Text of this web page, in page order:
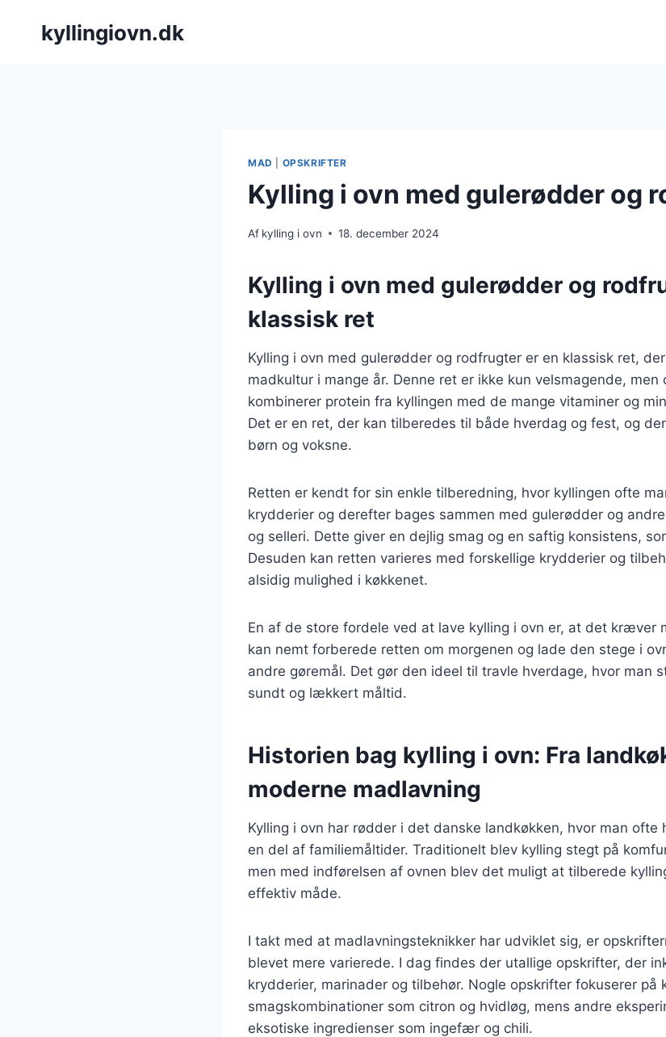
kyllingiovn.dk
MAD OPSKRIFTER
Kylling i ovn med gulerødder og
Af kylling i ovn 18. december 2024
Kylling i ovn med gulerødder og
klassisk ret
Kylling i ovn med gulerødder og rodfrugter er en klassisk ret,
madkultur i mange år. Denne ret er ikke kun velsmagende, men
kombinerer protein fra kyllingen med de mange vitaminer og
Det er en ret, der kan tilberedes til både hverdag og fest, og
børn og voksne.
Retten er kendt for sin enkle tilberedning, hvor kyllingen ofte
krydderier og derefter bages sammen med gulerødder og
og selleri. Dette giver en dejlig smag og en saftig konsistens,
Desuden kan retten varieres med forskellige krydderier og
alsidig mulighed i køkkenet.
En af de store fordele ved at lave kylling i ovn er, at det kræver
kan nemt forberede retten om morgenen og lade den stege i
andre gøremål. Det gør den ideel til travle hverdage, hvor man
sundt og lækkert måltid.
Historien bag kylling i ovn: Fra
moderne madlavning
Kylling i ovn har rødder i det danske landkøkken, hvor man ofte
en del af familiemåltider. Traditionelt blev kylling stegt på
men med indførelsen af ovnen blev det muligt at tilberede
effektiv måde.
I takt med at madlavningsteknikker har udviklet sig, er
blevet mere varierede. I dag findes der utallige opskrifter, der
krydderier, marinader og tilbehør. Nogle opskrifter fokuserer på
smagskombinationer som citron og hvidløg, mens andre
eksotiske ingredienser som ingefær og chili.